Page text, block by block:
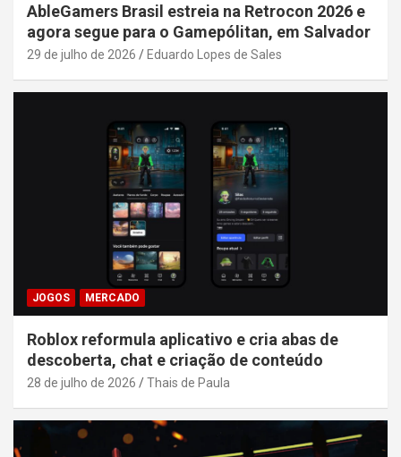
AbleGamers Brasil estreia na Retrocon 2026 e
agora segue para o Gamepólitan, em Salvador
29 de julho de 2026 Eduardo Lopes de Sales
JOGOS MERCADO
Roblox reformula aplicativo e cria abas de
descoberta, chat e criação de conteúdo
28 de julho de 2026 Thais de Paula